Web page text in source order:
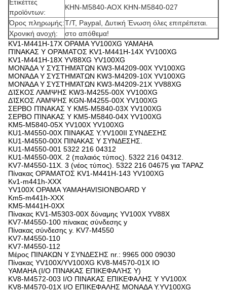
Ετικέττες
προϊόντων:
KHN-M5840-AOX KHN-M5840-027
Όρος πληρωμής:T/T, Paypal, Δυτική Ένωση όλες επιτρέπεται.
Χρονική ανοχή:
στο απόθεμα!
KV1-M441H-17X ΟΡΑΜΑ YV100XG YAMAHA
ΠΊΝΑΚΑΣ Y ΟΡΆΜΑΤΟΣ KV1-M441H-14X YV100XG
KV1-M441H-18X YV88XG YV100XG
ΜΟΝΆΔΑ Y ΣΥΣΤΗΜΆΤΩΝ KW3-M4209-00X YV100XG
ΜΟΝΆΔΑ Y ΣΥΣΤΗΜΆΤΩΝ KW3-M4209-10X YV100XG
ΜΟΝΆΔΑ Y ΣΥΣΤΗΜΆΤΩΝ KW3-M4209-21X YV88XG
ΔΊΣΚΟΣ ΛΆΜΨΗΣ KW3-M4255-00X YV100XG
ΔΊΣΚΟΣ ΛΆΜΨΗΣ KGN-M4255-00X YV100XG
ΣΕΡΒΟ ΠΊΝΑΚΑΣ Y KM5-M5840-03X YV100XG
ΣΕΡΒΟ ΠΊΝΑΚΑΣ Y KM5-M5840-04X YV100XG
KM5-M5840-05X YV100X YV100XG
KU1-M4550-00X ΠΙΝΑΚΑΣ Y.YV100II ΣΥΝΔΕΣΗΣ
KU1-M4550-00X ΠΙΝΑΚΑΣ Y ΣΥΝΔΕΣΗΣ.
KU1-M4550-001 5322 216 04312
KU1-M4550-00X. 2 (παλαιός τύπος). 5322 216 04312.
KV7-M4550-11X. 3 (νέος τύπος). 5322 216 04675 για TAPAZ
Πίνακας ΟΡΆΜΑΤΟΣ KV1-M441H-143 YV100XG
Kv1-m441h-XXX
YV100X ΟΡΑΜΑ YAMAHAVISIONBOARD Y
Km5-m441h-XXX
KM5-M441H-0XX
Πίνακας KV1-M5303-00X δύναμης YV100X YV88X
KV7-M4550-100 πίνακας σύνδεσης y
Πίνακας σύνδεσης y. KV7-M4550
KV7-M4550-110
KV7-M4550-112
Μέρος ΠΙΝΑΚΩΝ Y ΣΥΝΔΕΣΗΣ nr.: 9965 000 09030
Πίνακας YV100X/YV100XG KV8-M4570-01X IO
YAMAHA (I/O ΠΊΝΑΚΑΣ ΕΠΙΚΕΦΑΛΉΣ Y)
KV8-M4572-003 I/O ΠΙΝΑΚΑΣ ΕΠΙΚΕΦΑΛΗΣ Y YV100X
KV8-M4570-01X I/O ΕΠΙΚΕΦΑΛΗΣ ΜΟΝΑΔΑ Y.YV100XG